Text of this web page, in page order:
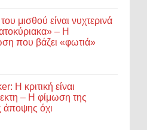
μισθού είναι νυχτερινά
– Η
που βάζει «φωτιά»
Η κριτική είναι
– Η φίμωση της
άποψης όχι